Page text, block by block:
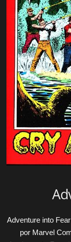
Adventure into
por Marvel